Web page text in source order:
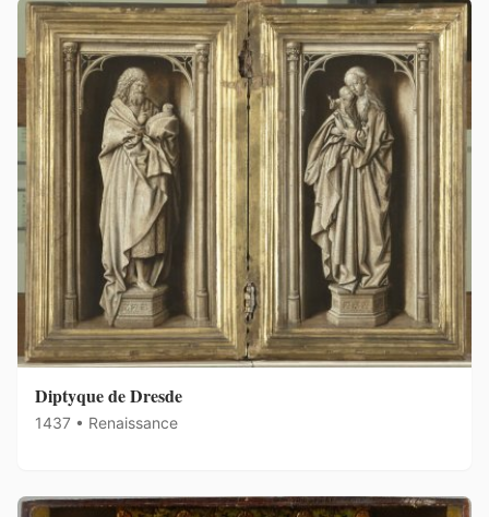
Diptyque de Dresde
1437 • Renaissance